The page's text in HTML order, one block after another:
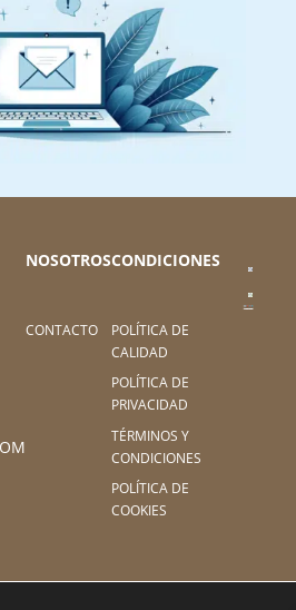
NOSOTROS
CONTACTO
CONDICIONES
POLÍTICA DE
CALIDAD
POLÍTICA DE
PRIVACIDAD
TÉRMINOS Y
CONDICIONES
POLÍTICA DE
COOKIES